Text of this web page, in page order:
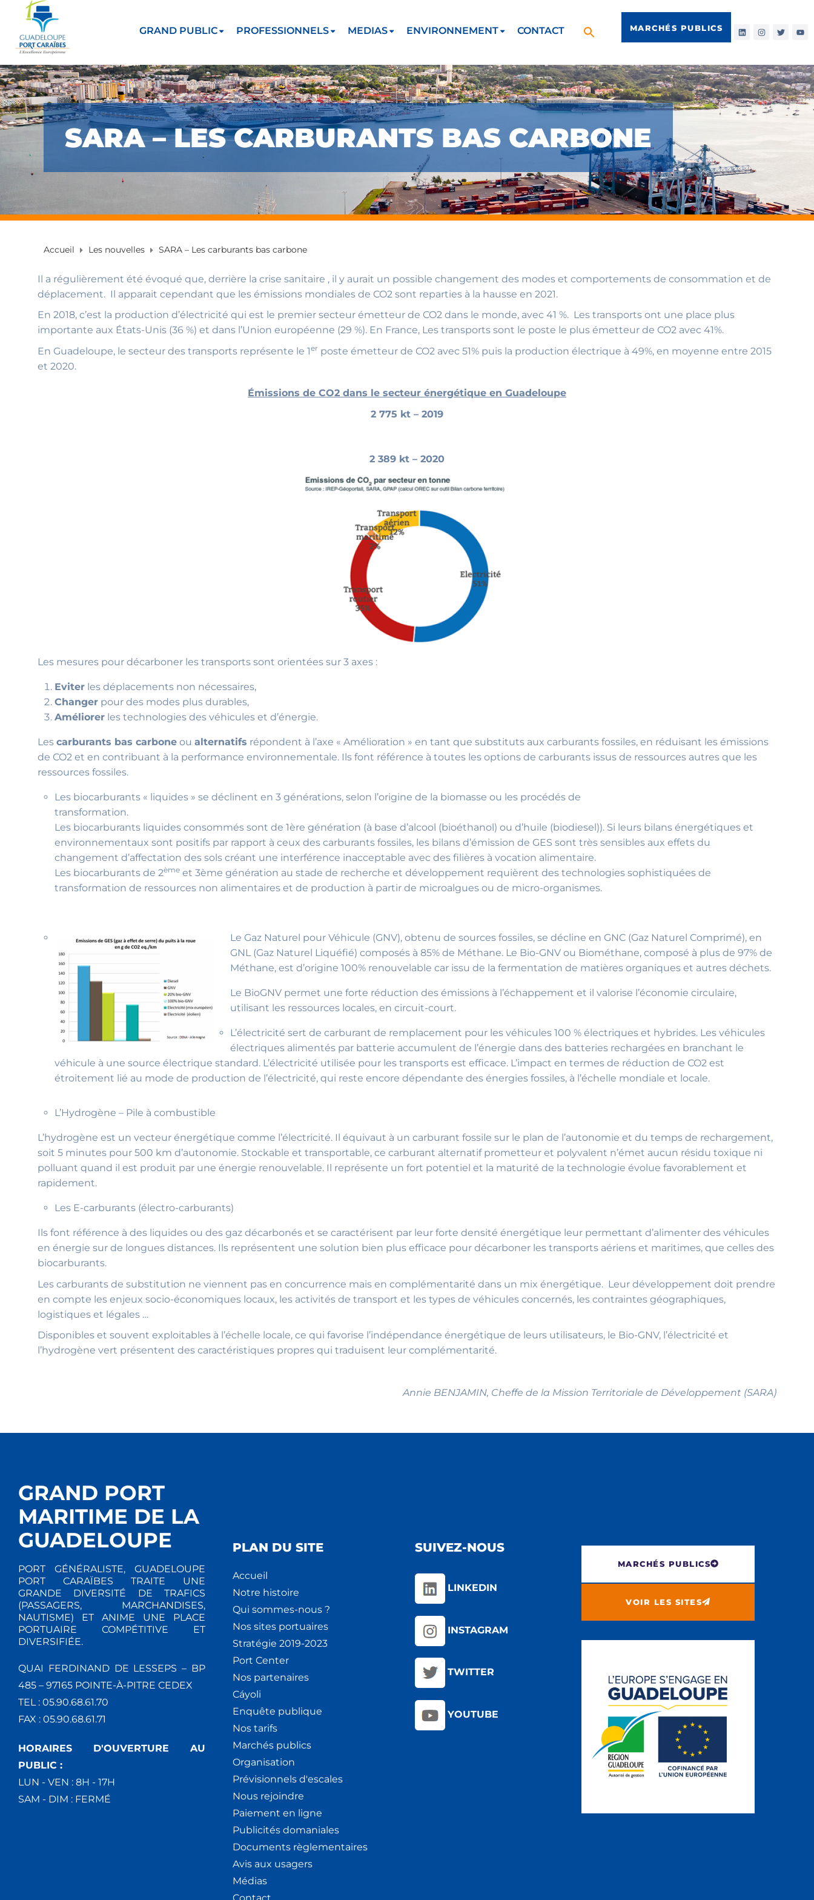
GRAND PUBLIC PROFESSIONNELS MEDIAS ENVIRONNEMENT CONTACT MARCHÉS PUBLICS
SARA – LES CARBURANTS BAS CARBONE
Accueil Les nouvelles SARA – Les carburants bas carbone
Il a régulièrement été évoqué que, derrière la crise sanitaire , il y aurait un possible changement des modes et comportements de consommation et de
déplacement. Il apparait cependant que les émissions mondiales de CO2 sont reparties à la hausse en 2021.
En 2018, c’est la production d’électricité qui est le premier secteur émetteur de CO2 dans le monde, avec 41 %. Les transports ont une place plus
importante aux États-Unis (36 %) et dans l’Union européenne (29 %). En France, Les transports sont le poste le plus émetteur de CO2 avec 41%.
En Guadeloupe, le secteur des transports représente le 1er poste émetteur de CO2 avec 51% puis la production électrique à 49%, en moyenne entre 2015
et 2020.
Émissions de CO2 dans le secteur énergétique en Guadeloupe
2 775 kt – 2019
2 389 kt – 2020
Les mesures pour décarboner les transports sont orientées sur 3 axes :
Eviter les déplacements non nécessaires,
Changer pour des modes plus durables,
Améliorer les technologies des véhicules et d’énergie.
Les carburants bas carbone ou alternatifs répondent à l’axe « Amélioration » en tant que substituts aux carburants fossiles, en réduisant les émissions
de CO2 et en contribuant à la performance environnementale. Ils font référence à toutes les options de carburants issus de ressources autres que les
ressources fossiles.
Les biocarburants « liquides » se déclinent en 3 générations, selon l’origine de la biomasse ou les procédés de
transformation.
Les biocarburants liquides consommés sont de 1ère génération (à base d’alcool (bioéthanol) ou d’huile (biodiesel)). Si leurs bilans énergétiques et
environnementaux sont positifs par rapport à ceux des carburants fossiles, les bilans d’émission de GES sont très sensibles aux effets du
changement d’affectation des sols créant une interférence inacceptable avec des filières à vocation alimentaire.
Les biocarburants de 2ème et 3ème génération au stade de recherche et développement requièrent des technologies sophistiquées de
transformation de ressources non alimentaires et de production à partir de microalgues ou de micro-organismes.
Le Gaz Naturel pour Véhicule (GNV), obtenu de sources fossiles, se décline en GNC (Gaz Naturel Comprimé), en
GNL (Gaz Naturel Liquéfié) composés à 85% de Méthane. Le Bio-GNV ou Biométhane, composé à plus de 97% de
Méthane, est d’origine 100% renouvelable car issu de la fermentation de matières organiques et autres déchets.
Le BioGNV permet une forte réduction des émissions à l’échappement et il valorise l’économie circulaire,
utilisant les ressources locales, en circuit-court.
L’électricité sert de carburant de remplacement pour les véhicules 100 % électriques et hybrides. Les véhicules
électriques alimentés par batterie accumulent de l’énergie dans des batteries rechargées en branchant le
véhicule à une source électrique standard. L’électricité utilisée pour les transports est efficace. L’impact en termes de réduction de CO2 est
étroitement lié au mode de production de l’électricité, qui reste encore dépendante des énergies fossiles, à l’échelle mondiale et locale.
L’Hydrogène – Pile à combustible
L’hydrogène est un vecteur énergétique comme l’électricité. Il équivaut à un carburant fossile sur le plan de l’autonomie et du temps de rechargement,
soit 5 minutes pour 500 km d’autonomie. Stockable et transportable, ce carburant alternatif prometteur et polyvalent n’émet aucun résidu toxique ni
polluant quand il est produit par une énergie renouvelable. Il représente un fort potentiel et la maturité de la technologie évolue favorablement et
rapidement.
Les E-carburants (électro-carburants)
Ils font référence à des liquides ou des gaz décarbonés et se caractérisent par leur forte densité énergétique leur permettant d’alimenter des véhicules
en énergie sur de longues distances. Ils représentent une solution bien plus efficace pour décarboner les transports aériens et maritimes, que celles des
biocarburants.
Les carburants de substitution ne viennent pas en concurrence mais en complémentarité dans un mix énergétique. Leur développement doit prendre
en compte les enjeux socio-économiques locaux, les activités de transport et les types de véhicules concernés, les contraintes géographiques,
logistiques et légales …
Disponibles et souvent exploitables à l’échelle locale, ce qui favorise l’indépendance énergétique de leurs utilisateurs, le Bio-GNV, l’électricité et
l’hydrogène vert présentent des caractéristiques propres qui traduisent leur complémentarité.
Annie BENJAMIN, Cheffe de la Mission Territoriale de Développement (SARA)
GRAND PORT
MARITIME DE LA
GUADELOUPE
PORT GÉNÉRALISTE, GUADELOUPE
PORT CARAÏBES TRAITE UNE
GRANDE DIVERSITÉ DE TRAFICS
(PASSAGERS, MARCHANDISES,
NAUTISME) ET ANIME UNE PLACE
PORTUAIRE COMPÉTITIVE ET
DIVERSIFIÉE.
QUAI FERDINAND DE LESSEPS – BP
485 – 97165 POINTE-À-PITRE CEDEX
TEL : 05.90.68.61.70
FAX : 05.90.68.61.71
HORAIRES D'OUVERTURE AU
PUBLIC :
LUN - VEN : 8H - 17H
SAM - DIM : FERMÉ
PLAN DU SITE
Accueil
Notre histoire
Qui sommes-nous ?
Nos sites portuaires
Stratégie 2019-2023
Port Center
Nos partenaires
Cáyoli
Enquête publique
Nos tarifs
Marchés publics
Organisation
Prévisionnels d'escales
Nous rejoindre
Paiement en ligne
Publicités domaniales
Documents règlementaires
Avis aux usagers
Médias
SUIVEZ-NOUS
LINKEDIN
INSTAGRAM
TWITTER
YOUTUBE
MARCHÉS PUBLICS
VOIR LES SITES